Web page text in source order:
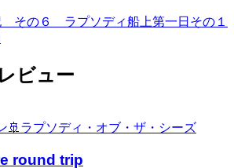
その６ ラプソディ船上第一日その１
ビュー
🚢 ラプソディ・オブ・ザ・シーズ
round trip